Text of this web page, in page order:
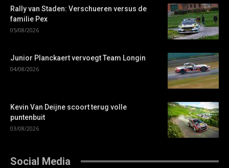
Rally van Staden: Verschueren versus de
familie Pex
05/08/2026
Junior Planckaert vervoegt Team Longin
04/08/2026
Kevin Van Deijne scoort terug volle
puntenbuit
03/08/2026
Social Media